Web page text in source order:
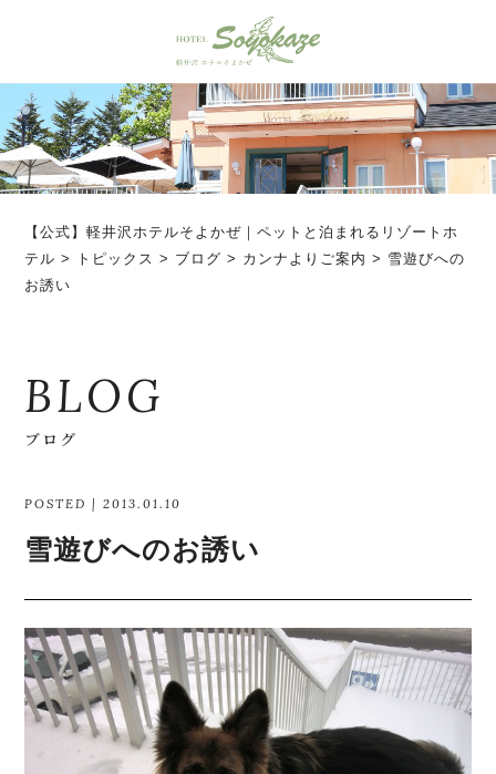
【公式】軽井沢ホテルそよかぜ｜ペットと泊まれるリゾートホ
テル > トピックス > ブログ > カンナよりご案内 > 雪遊びへの
お誘い
BLOG
ブログ
POSTED | 2013.01.10
雪遊びへのお誘い